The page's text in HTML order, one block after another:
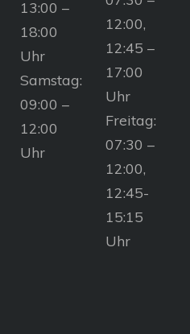
13:00 –
18:00
Uhr
Samstag:
09:00 –
12:00
Uhr
12:00,
12:45 –
17:00
Uhr
Freitag:
07:30 –
12:00,
12:45-
15:15
Uhr